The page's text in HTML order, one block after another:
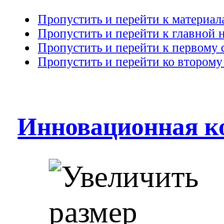
Пропустить и перейти к
Пропустить и перейти к главной
Пропустить и перейти к первому
Пропустить и перейти ко
Инновационная